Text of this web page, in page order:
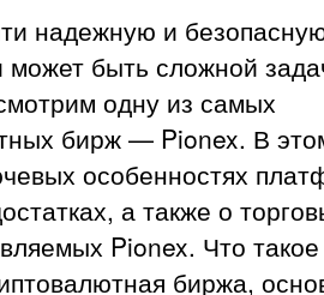
что
вам
надежную и
быть сложной
одну из самых
бирж — Pionex. В
особенностях
а также о
Pionex. Что такое
биржа,